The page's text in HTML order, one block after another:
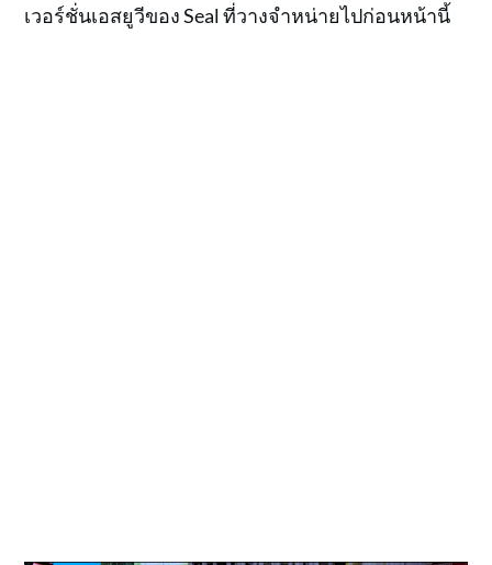
เวอร์ชั่นเอสยูวีของ Seal ที่วางจำหน่ายไปก่อนหน้านี้